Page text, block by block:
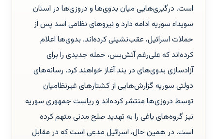
است. درگیری‌هایی میان بدوی‌ها و دروزی‌ها در استان
سویداء سوریه ادامه دارد و نیروهای نظامی اسد پس از
حملات اسرائیل، عقب‌نشینی کرده‌اند. بدوی‌ها اعلام
کرده‌اند که علی‌رغم آتش‌بس، حمله جدیدی را برای
آزادسازی بدوی‌های در بند آغاز خواهند کرد. رسانه‌های
دولتی سوریه گزارش‌هایی از کشتارهای غیرنظامیان
توسط دروزی‌ها منتشر کرده‌اند و ریاست جمهوری سوریه
نیز گروه‌های یاغی را به تهدید صلح مدنی متهم کرده
است. در همین حال، اسرائیل مدعی است که در مقابل